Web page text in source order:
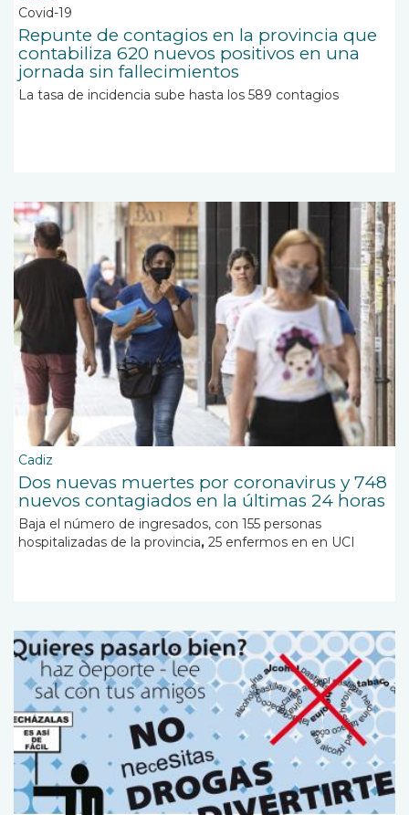
Covid-19
Repunte de contagios en la provincia que
contabiliza 620 nuevos positivos en una
jornada sin fallecimientos
La tasa de incidencia sube hasta los 589 contagios
Cadiz
Dos nuevas muertes por coronavirus y 748
nuevos contagiados en la últimas 24 horas
Baja el número de ingresados, con 155 personas
hospitalizadas de la provincia, 25 enfermos en en UCI